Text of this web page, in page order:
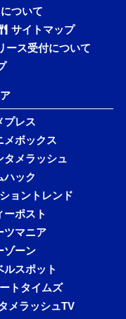
ついて
サイトマップ
ース受付について
プレス
メボックス
タメラッシュ
ハック
ョントレンド
ーポスト
ツマニア
ゾーン
ルスポット
トタイムズ
メラッシュTV